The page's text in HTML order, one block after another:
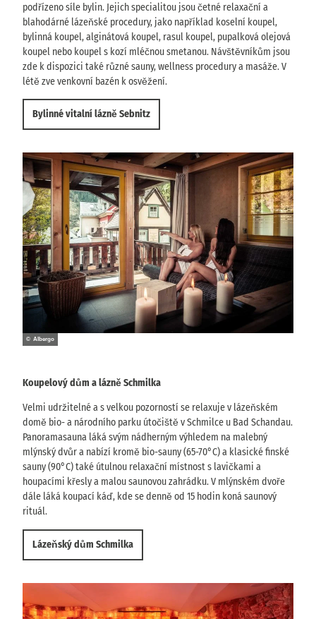
podřízeno síle bylin. Jejich specialitou jsou četné relaxační a
blahodárné lázeňské procedury, jako například koselní koupel,
bylinná koupel, alginátová koupel, rasul koupel, pupalková olejová
koupel nebo koupel s kozí mléčnou smetanou. Návštěvníkům jsou
zde k dispozici také různé sauny, wellness procedury a masáže. V
létě zve venkovní bazén k osvěžení.
Bylinné vitalní lázně Sebnitz
© Albergo
Koupelový dům a lázně Schmilka
Velmi udržitelné a s velkou pozorností se relaxuje v lázeňském
domě bio- a národního parku útočiště v Schmilce u Bad Schandau.
Panoramasauna láká svým nádherným výhledem na malebný
mlýnský dvůr a nabízí kromě bio-sauny (65-70°C) a klasické finské
sauny (90°C) také útulnou relaxační místnost s lavičkami a
houpacími křesly a malou saunovou zahrádku. V mlýnském dvoře
dále láká koupací káď, kde se denně od 15 hodin koná saunový
rituál.
Lázeňský dům Schmilka